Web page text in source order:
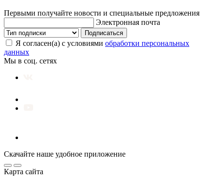
Первыми получайте новости и специальные предложения
Электронная почта
Подписаться
Я согласен(а) с условиями обработки персональных
данных
Мы в соц. сетях
Скачайте наше удобное приложение
Карта сайта